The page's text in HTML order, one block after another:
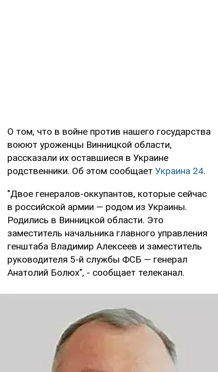
О том, что в войне против нашего государства
воюют уроженцы Винницкой области,
рассказали их оставшиеся в Украине
родственники. Об этом сообщает Украина 24.
"Двое генералов-оккупантов, которые сейчас
в российской армии — родом из Украины.
Родились в Винницкой области. Это
заместитель начальника главного управления
генштаба Владимир Алексеев и заместитель
руководителя 5-й службы ФСБ — генерал
Анатолий Болюх", - сообщает телеканал.